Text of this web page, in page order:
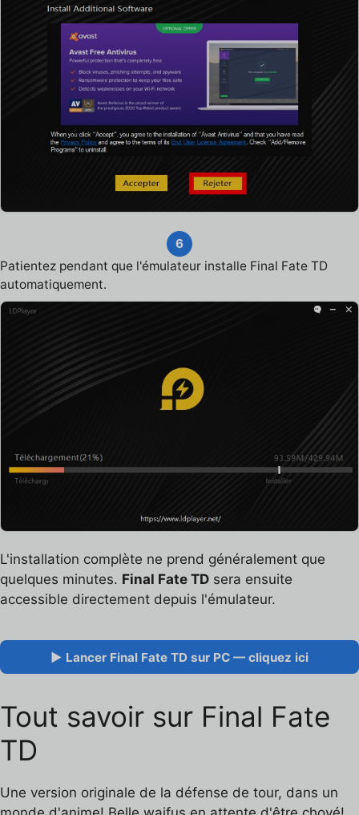
6
Patientez pendant que l'émulateur installe Final Fate TD
automatiquement.
L'installation complète ne prend généralement que
quelques minutes. Final Fate TD sera ensuite
accessible directement depuis l'émulateur.
▶ Lancer Final Fate TD sur PC — cliquez ici
Tout savoir sur Final Fate
TD
Une version originale de la défense de tour, dans un